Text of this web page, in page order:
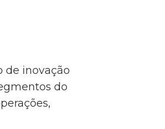
de inovação
do